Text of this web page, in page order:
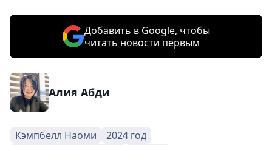
Добавить в Google, чтобы
читать новости первым
Алия Абди
Кэмпбелл Наоми
2024 год